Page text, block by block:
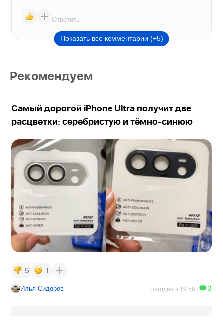
Ответить
Показать все комментарии (+5)
Рекомендуем
Самый дорогой iPhone Ultra получит две
расцветки: серебристую и тёмно-синюю
5 1
Илья Сидоров сегодня в 19:58 3